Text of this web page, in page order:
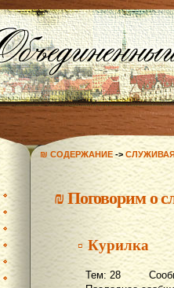
₪ СОДЕРЖАНИЕ ->
₪Поговорим о
▫ Курилка
Тем: 28